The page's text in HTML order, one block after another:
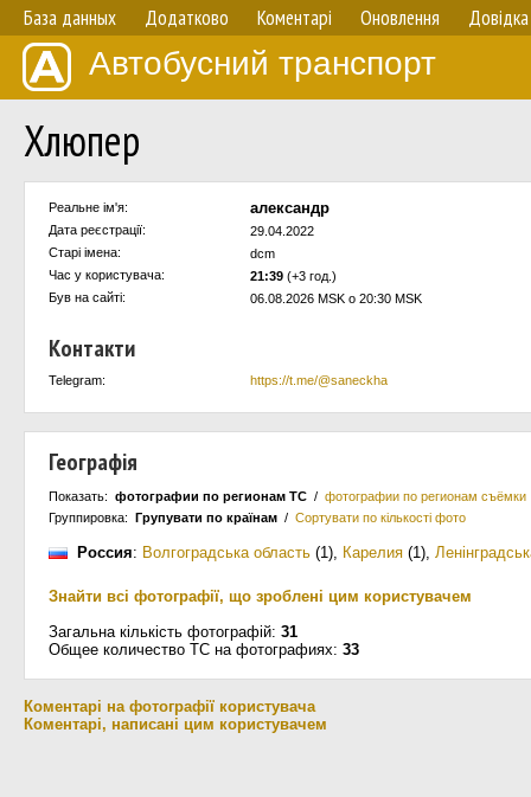
База данных Додатково Коментарі Оновлення Довідка
Автобусний транспорт
Хлюпер
Реальне ім'я: александр
Дата реєстрації:
29.04.2022
Старі імена:
dcm
Час у користувача:
21:39 (+3 год.)
Був на сайті:
06.08.2026 MSK о 20:30 MSK
Контакти
Telegram: https://t.me/@saneckha
Географія
Показать: фотографии по регионам ТС / фотографии по регионам съёмки
Группировка: Групувати по країнам / Сортувати по кількості фото
Россия: Волгоградська область (1), Карелия (1),
Знайти всі фотографії, що зроблені цим користувачем
Загальна кількість фотографій: 31
Общее количество ТС на фотографиях: 33
Коментарі на фотографії користувача
Коментарі, написані цим користувачем